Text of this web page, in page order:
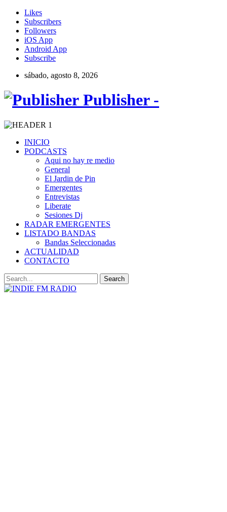
Likes
Subscribers
Followers
iOS App
Android App
Subscribe
sábado, agosto 8, 2026
Publisher -
INICIO
PODCASTS
Aqui no hay re medio
General
El Jardin de Pin
Emergentes
Entrevistas
Liberate
Sesiones Dj
RADAR EMERGENTES
LISTADO BANDAS
Bandas Seleccionadas
ACTUALIDAD
CONTACTO